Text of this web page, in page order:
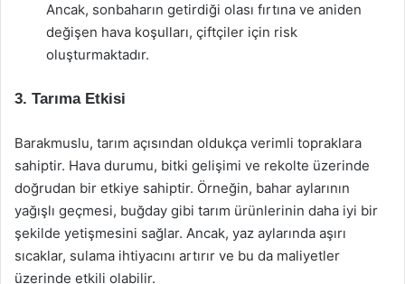
Ancak, sonbaharın getirdiği olası fırtına ve aniden
değişen hava koşulları, çiftçiler için risk
oluşturmaktadır.
3. Tarıma Etkisi
Barakmuslu, tarım açısından oldukça verimli topraklara
sahiptir. Hava durumu, bitki gelişimi ve rekolte üzerinde
doğrudan bir etkiye sahiptir. Örneğin, bahar aylarının
yağışlı geçmesi, buğday gibi tarım ürünlerinin daha iyi bir
şekilde yetişmesini sağlar. Ancak, yaz aylarında aşırı
sıcaklar, sulama ihtiyacını artırır ve bu da maliyetler
üzerinde etkili olabilir.